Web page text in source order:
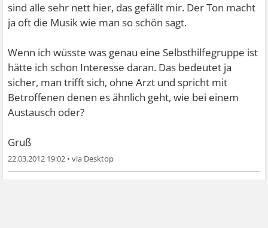
sind alle sehr nett hier, das gefällt mir. Der Ton macht
ja oft die Musik wie man so schön sagt.
Wenn ich wüsste was genau eine Selbsthilfegruppe ist
hätte ich schon Interesse daran. Das bedeutet ja
sicher, man trifft sich, ohne Arzt und spricht mit
Betroffenen denen es ähnlich geht, wie bei einem
Austausch oder?
Gruß
22.03.2012 19:02 •